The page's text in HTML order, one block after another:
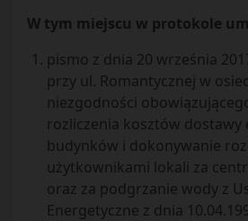
W tym miejscu w protokole
pismo z dnia 20 września
przy ul. Romantycznej w
niezgodności
rozliczenia kosztów dostawy
budynków i dokonywanie
użytkownikami lokali za
oraz za podgrzanie wody z
Energetyczne z dnia